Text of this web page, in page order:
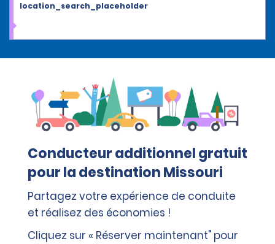
location_search_placeholder
Conducteur additionnel gratuit
pour la destination Missouri
Partagez votre expérience de conduite
et réalisez des économies !
Cliquez sur « Réserver maintenant" pour